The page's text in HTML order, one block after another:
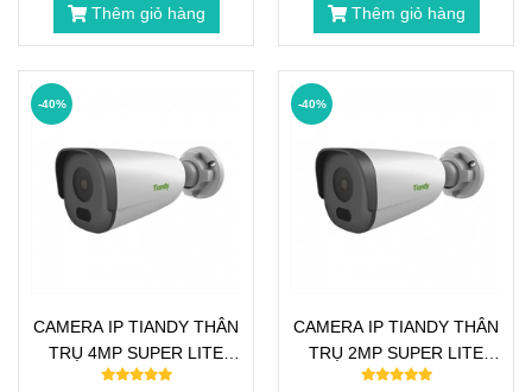
Thêm giỏ hàng Thêm giỏ hàng
CAMERA IP TIANDY THÂN
TRỤ 4MP SUPER LITE
STARLIGHT TC-C34GS
-40%
CAMERA IP TIANDY THÂN
TRỤ 2MP SUPER LITE
STARLIGHT TC-C32HS
-40%